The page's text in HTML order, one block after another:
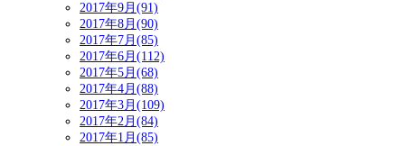
2017年9月(91)
2017年8月(90)
2017年7月(85)
2017年6月(112)
2017年5月(68)
2017年4月(88)
2017年3月(109)
2017年2月(84)
2017年1月(85)